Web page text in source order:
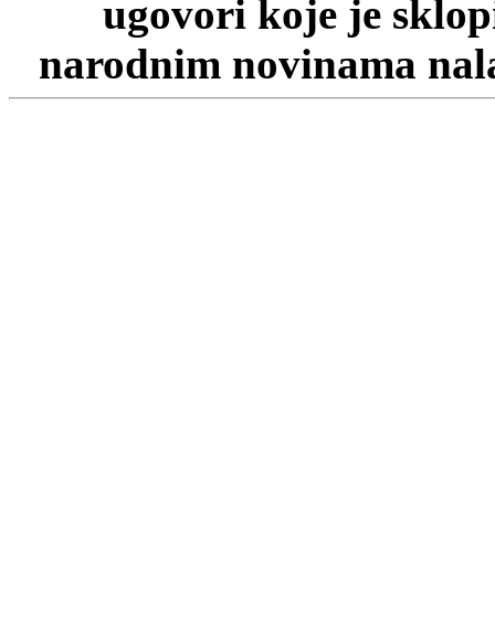
ugovori koje je
narodnim novinama